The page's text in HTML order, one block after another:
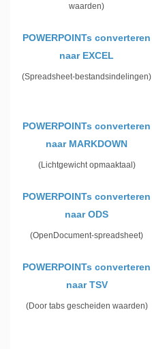
waarden)
POWERPOINTs converteren
naar EXCEL
(Spreadsheet-bestandsindelingen)
POWERPOINTs converteren
naar MARKDOWN
(Lichtgewicht opmaaktaal)
POWERPOINTs converteren
naar ODS
(OpenDocument-spreadsheet)
POWERPOINTs converteren
naar TSV
(Door tabs gescheiden waarden)